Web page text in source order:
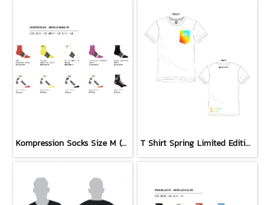
Kompression Socks Size M (40-43) T Shirt Spring Limited Edition